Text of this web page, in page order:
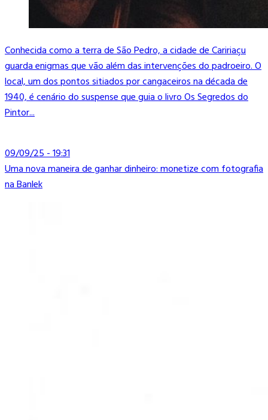
Conhecida como a terra de São Pedro, a cidade de Caririaçu
guarda enigmas que vão além das intervenções do padroeiro. O
local, um dos pontos sitiados por cangaceiros na década de
1940, é cenário do suspense que guia o livro Os Segredos do
Pintor...
09/09/25 - 19:31
Uma nova maneira de ganhar dinheiro: monetize com fotografia
na Banlek